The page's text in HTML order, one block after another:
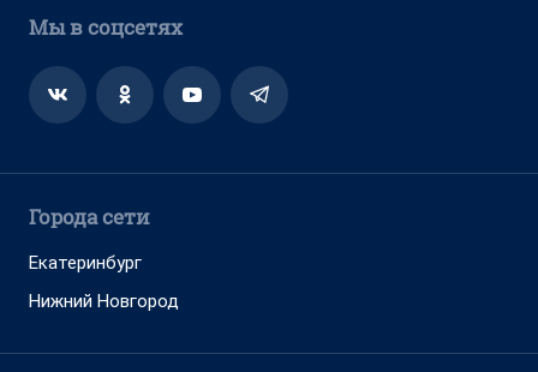
Мы в соцсетях
Города сети
Екатеринбург
Нижний Новгород